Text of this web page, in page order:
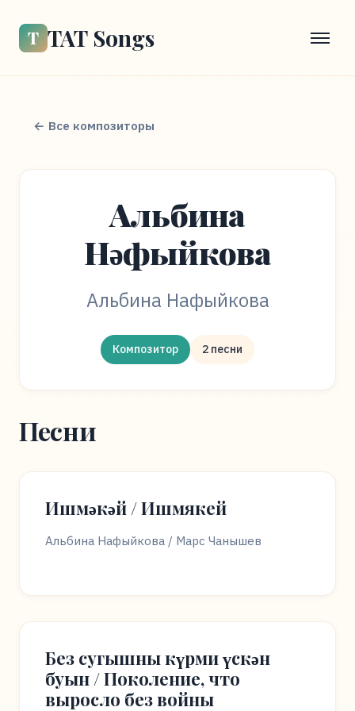
Т TAT Songs
← Все композиторы
Альбина
Нәфыйкова
Альбина Нафыйкова
Композитор 2 песни
Песни
Ишмәкәй / Ишмякей
Альбина Нафыйкова / Марс Чанышев
Без сугышны күрми үскән
буын / Поколение, что
выросло без войны